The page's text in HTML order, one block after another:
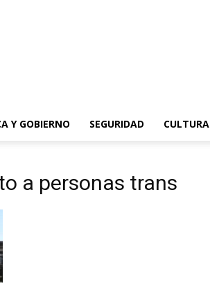
Y GOBIERNO SEGURIDAD CULTURA
a personas trans